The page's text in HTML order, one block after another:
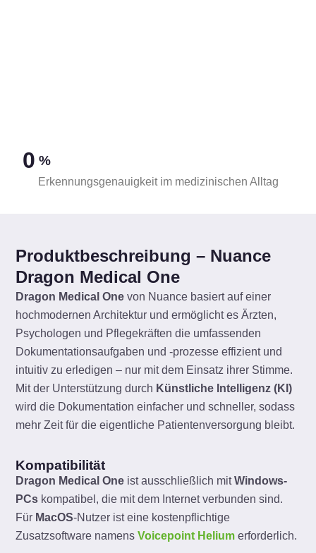
Erkennungsgenauigkeit im medizinischen Alltag
0 %
Produktbeschreibung – Nuance
Dragon Medical One
Dragon Medical Onevon Nuance basiert auf einer
hochmodernen Architektur und ermöglicht es Ärzten,
Psychologen und Pflegekräften die umfassenden
Dokumentationsaufgaben und -prozesse effizient und
intuitiv zu erledigen – nur mit dem Einsatz ihrer Stimme.
Mit der Unterstützung durch Künstliche Intelligenz (KI)
wird die Dokumentation einfacher und schneller, sodass
mehr Zeit für die eigentliche Patientenversorgung bleibt.
Kompatibilität
Dragon Medical One ist ausschließlich mitWindows-
PCs kompatibel, die mit dem Internet verbunden sind.
Für MacOS-Nutzer ist eine kostenpflichtige
Zusatzsoftware namensVoicepoint Helium erforderlich.